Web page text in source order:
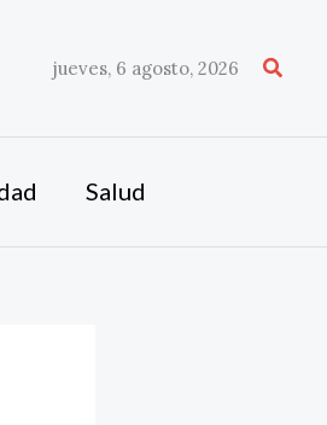
jueves, 6 agosto, 2026
Salud